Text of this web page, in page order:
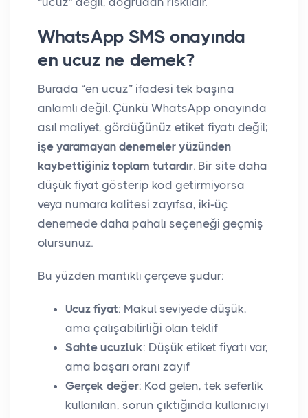
WhatsApp SMS onayında
en ucuz ne demek?
Burada “en ucuz” ifadesi tek başına
anlamlı değil. Çünkü WhatsApp onayında
asıl maliyet, gördüğünüz etiket fiyatı değil;
işe yaramayan denemeler yüzünden
kaybettiğiniz toplam tutardır. Bir site daha
düşük fiyat gösterip kod getirmiyorsa
veya numara kalitesi zayıfsa, iki-üç
denemede daha pahalı seçeneği geçmiş
olursunuz.
Bu yüzden mantıklı çerçeve şudur:
Ucuz fiyat: Makul seviyede düşük,
ama çalışabilirliği olan teklif
Sahte ucuzluk: Düşük etiket fiyatı var,
ama başarı oranı zayıf
Gerçek değer: Kod gelen, tek seferlik
kullanılan, sorun çıktığında kullanıcıyı